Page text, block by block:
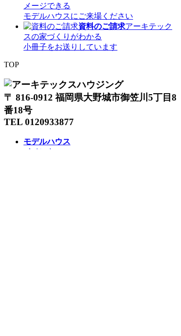
メージできる
モデルハウスにご来場ください
資料のご請求アーキテック
スの家づくりがわかる
小冊子をお送りしています
TOP
〒 816-0912 福岡県大野城市御笠川5丁目8
番18号
TEL 0120933877
モデルハウス
イベント